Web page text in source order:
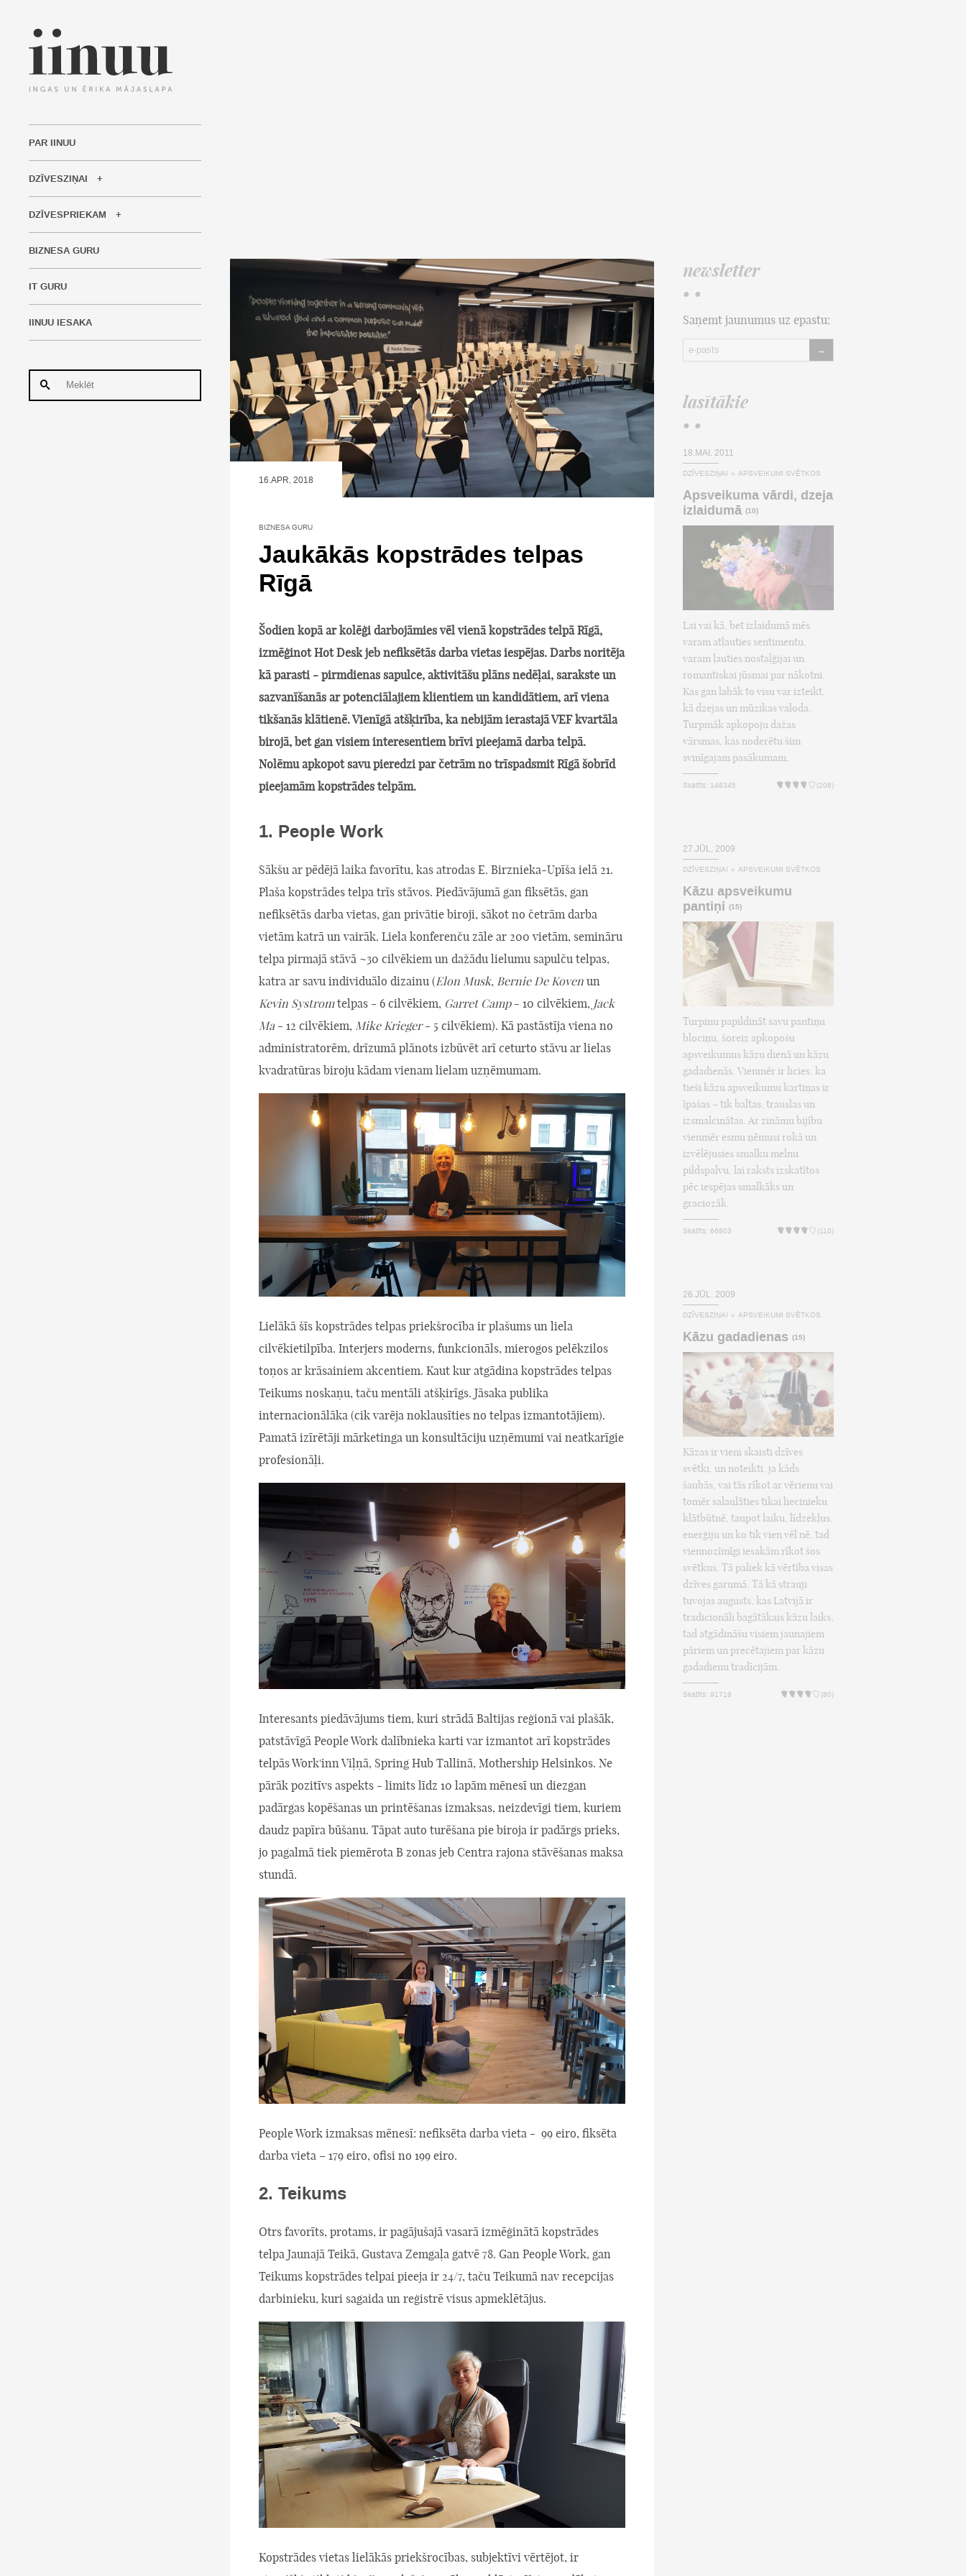
PAR IINUU
DZĪVESZIŅAI
DZĪVESPRIEKAM
BIZNESA GURU
IT GURU
IINUU IESAKA
16.APR, 2018
BIZNESA GURU
Jaukākās kopstrādes telpas
Rīgā
Šodien kopā ar kolēģi darbojāmies vēl vienā kopstrādes telpā Rīgā,
izmēģinot Hot Desk jeb nefiksētās darba vietas iespējas. Darbs noritēja
kā parasti - pirmdienas sapulce, aktivitāšu plāns nedēļai, sarakste un
sazvanīšanās ar potenciālajiem klientiem un kandidātiem, arī viena
tikšanās klātienē. Vienīgā atšķirība, ka nebijām ierastajā VEF kvartāla
birojā, bet gan visiem interesentiem brīvi pieejamā darba telpā.
Nolēmu apkopot savu pieredzi par četrām no trīspadsmit Rīgā šobrīd
pieejamām kopstrādes telpām.
1. People Work
Sākšu ar pēdējā laika favorītu, kas atrodas E. Birznieka-Upīša ielā 21.
Plaša kopstrādes telpa trīs stāvos. Piedāvājumā gan fiksētās, gan
nefiksētās darba vietas, gan privātie biroji, sākot no četrām darba
vietām katrā un vairāk. Liela konferenču zāle ar 200 vietām, semināru
telpa pirmajā stāvā ~30 cilvēkiem un dažādu lielumu sapulču telpas,
katra ar savu individuālo dizainu (Elon Musk, Bernie De Koven un
Kevin Systromtelpas - 6 cilvēkiem, Garret Camp- 10 cilvēkiem, Jack
Ma - 12 cilvēkiem, Mike Krieger- 5 cilvēkiem). Kā pastāstīja viena no
administratorēm, drīzumā plānots izbūvēt arī ceturto stāvu ar lielas
kvadratūras biroju kādam vienam lielam uzņēmumam.
Lielākā šīs kopstrādes telpas priekšrocība ir plašums un liela
cilvēkietilpība. Interjers moderns, funkcionāls, mierogos pelēkzilos
toņos ar krāsainiem akcentiem. Kaut kur atgādina kopstrādes telpas
Teikums noskaņu, taču mentāli atšķirīgs. Jāsaka publika
internacionālāka (cik varēja noklausīties no telpas izmantotājiem).
Pamatā izīrētāji mārketinga un konsultāciju uzņēmumi vai neatkarīgie
profesionāļi.
Interesants piedāvājums tiem, kuri strādā Baltijas reģionā vai plašāk,
patstāvīgā People Work dalībnieka karti var izmantot arī kopstrādes
telpās Work'inn Viļņā, Spring Hub Tallinā, Mothership Helsinkos. Ne
pārāk pozitīvs aspekts - limits līdz 10 lapām mēnesī un diezgan
padārgas kopēšanas un printēšanas izmaksas, neizdevīgi tiem, kuriem
daudz papīra būšanu. Tāpat auto turēšana pie biroja ir padārgs prieks,
jo pagalmā tiek piemērota B zonas jeb Centra rajona stāvēšanas maksa
stundā.
People Work izmaksas mēnesī: nefiksēta darba vieta - 99 eiro, fiksēta
darba vieta – 179 eiro, ofisi no 199 eiro.
2. Teikums
Otrs favorīts, protams, ir pagājušajā vasarā izmēģinātā kopstrādes
telpa Jaunajā Teikā, Gustava Zemgaļa gatvē 78. Gan People Work, gan
Teikums kopstrādes telpai pieeja ir 24/7, taču Teikumā nav recepcijas
darbinieku, kuri sagaida un reģistrē visus apmeklētājus.
Kopstrādes vietas lielākās priekšrocības, subjektīvi vērtējot, ir
newsletter
• •
Saņemt jaunumus uz epastu:
→
lasītākie
• •
18.MAI, 2011
DZĪVESZIŅAI » APSVEIKUMI SVĒTKOS
Apsveikuma vārdi, dzeja
izlaidumā (10)
Lai vai kā, bet izlaidumā mēs
varam atļauties sentimentu,
varam ļauties nostaļģijai un
romantiskai jūsmai par nākotni.
Kas gan labāk to visu var izteikt,
kā dzejas un mūzikas valoda.
Turpmāk apkopoju dažas
vārsmas, kas noderētu šim
svinīgajam pasākumam.
Skatīts: 148345 (208)
27.JŪL, 2009
DZĪVESZIŅAI » APSVEIKUMI SVĒTKOS
Kāzu apsveikumu
pantiņi (15)
Turpinu papildināt savu pantiņu
blociņu, šoreiz apkopošu
apsveikumus kāzu dienā un kāzu
gadadienās. Vienmēr ir licies, ka
tieši kāzu apsveikumu kartiņas ir
īpašas – tik baltas, trauslas un
izsmalcinātas. Ar zināmu bijību
vienmēr esmu ņēmusi rokā un
izvēlējusies smalku melnu
pildspalvu, lai raksts izskatītos
pēc iespējas smalkāks un
graciozāk.
Skatīts: 66803 (110)
26.JŪL, 2009
DZĪVESZIŅAI » APSVEIKUMI SVĒTKOS
Kāzu gadadienas (15)
Kāzas ir vieni skaisti dzīves
svētki, un noteikti, ja kāds
šaubās, vai tās rīkot ar vērienu vai
tomēr salaulāties tikai liecinieku
klātbūtnē, taupot laiku, līdzekļus,
enerģiju un ko tik vien vēl nē, tad
viennozīmīgi iesakām rīkot šos
svētkus. Tā paliek kā vērtība visas
dzīves garumā. Tā kā strauji
tuvojas augusts, kas Latvijā ir
tradicionāli bagātākais kāzu laiks,
tad atgādināšu visiem jaunajiem
pāriem un precētajiem par kāzu
gadadienu tradīcijām.
Skatīts: 91718 (80)